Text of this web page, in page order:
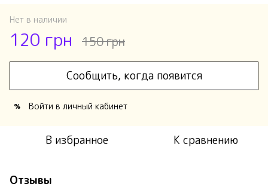
Нет в наличии
120 грн 150 грн
Сообщить, когда появится
% Войти в личный кабинет
В избранное К сравнению
Отзывы